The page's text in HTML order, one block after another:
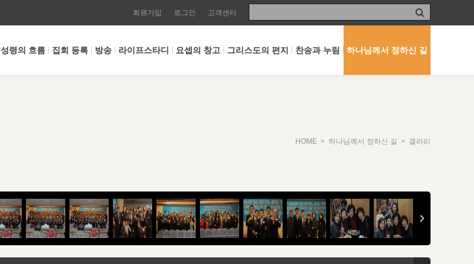
회원가입 로그인 고객센터
성령의 흐름 집회 등록 방송 라이프스타디 요셉의 창고 그리스도의 편지 찬송과 누림 하나님께서 정하신 길
HOME > 하나님께서 정하신 길 > 갤러리